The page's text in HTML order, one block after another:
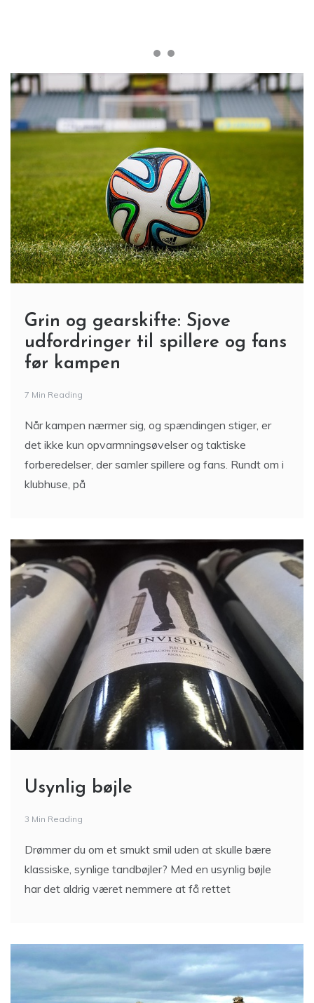
Grin og gearskifte: Sjove
udfordringer til spillere og fans
før kampen
7 Min Reading
Når kampen nærmer sig, og spændingen stiger, er
det ikke kun opvarmningsøvelser og taktiske
forberedelser, der samler spillere og fans. Rundt om i
klubhuse, på
Usynlig bøjle
3 Min Reading
Drømmer du om et smukt smil uden at skulle bære
klassiske, synlige tandbøjler? Med en usynlig bøjle
har det aldrig været nemmere at få rettet